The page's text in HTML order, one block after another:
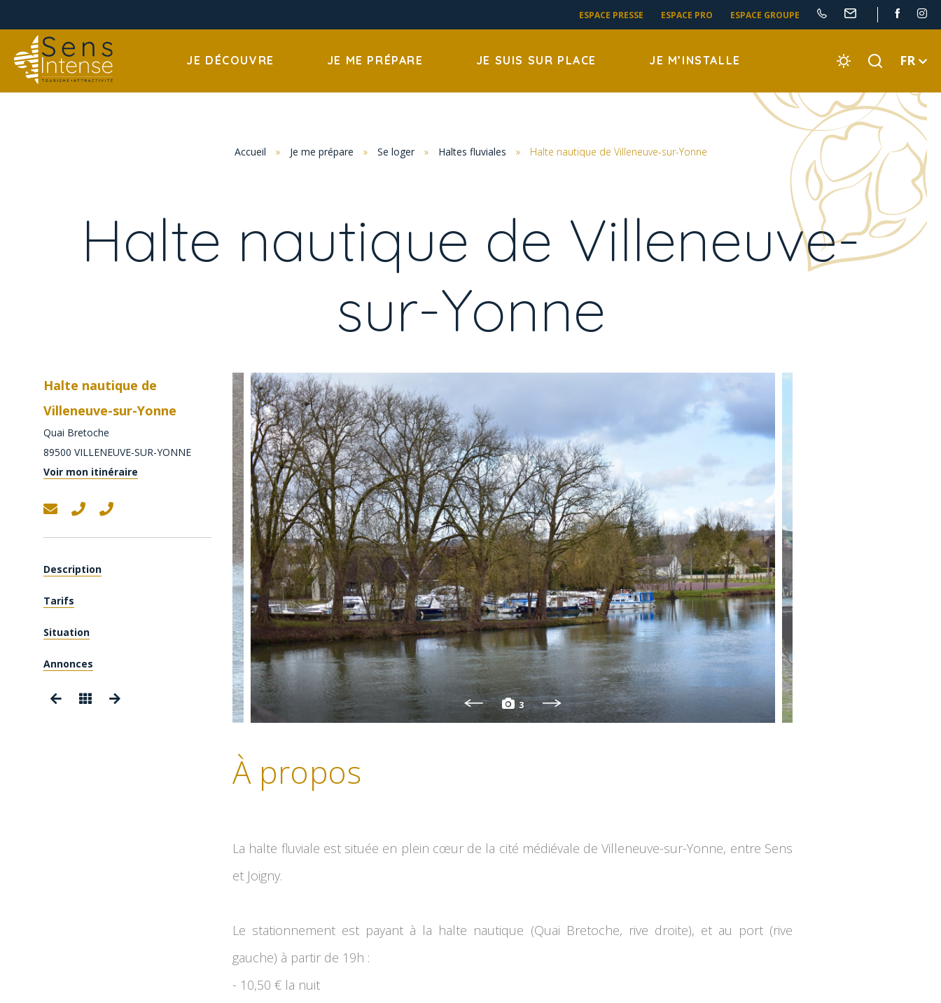
ESPACE PRESSE ESPACE PRO ESPACE GROUPE
JE DÉCOUVRE JE ME PRÉPARE JE SUIS SUR PLACE JE M’INSTALLE FR
Accueil » Je me prépare » Se loger » Haltes fluviales » Halte nautique de Villeneuve-sur-Yonne
Halte nautique de Villeneuve-
sur-Yonne
Halte nautique de
Villeneuve-sur-Yonne
Quai Bretoche
89500 VILLENEUVE-SUR-YONNE
Voir mon itinéraire
Description
Tarifs
Situation
Annonces
3
À propos
La halte fluviale est située en plein cœur de la cité médiévale de Villeneuve-sur-Yonne, entre Sens
et Joigny.
Le stationnement est payant à la halte nautique (Quai Bretoche, rive droite), et au port (rive
gauche) à partir de 19h :
- 10,50 € la nuit